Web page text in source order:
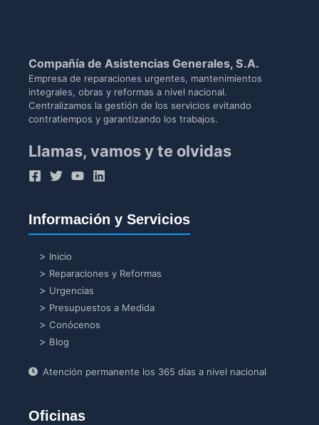
Compañía de Asistencias Generales, S.A.
Empresa de reparaciones urgentes, mantenimientos
integrales, obras y reformas a nivel nacional.
Centralizamos la gestión de los servicios evitando
contratiempos y garantizando los trabajos.
Llamas, vamos y te olvidas
Información y Servicios
Inicio
Reparaciones y Reformas
Urgencias
Presupuestos a Medida
Conócenos
Blog
Atención permanente los 365 días a nivel nacional
Oficinas